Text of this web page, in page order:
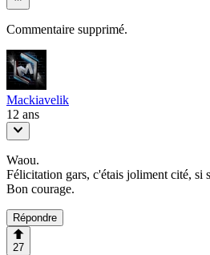
Commentaire supprimé.
Mackiavelik
12 ans
Waou.
Félicitation gars, c'étais joliment cité, si
Bon courage.
Répondre
27